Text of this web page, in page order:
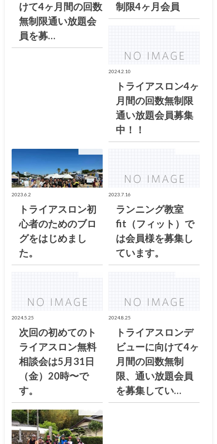
けて4ヶ月間の回数
無制限通い放題会
員を募…
制限4ヶ月会員
2024.2.10
トライアスロン4ヶ
月間の回数無制限
通い放題会員募集
中！！
お知らせ
2023.6.2
トライアスロン初
心者のためのブロ
グをはじめまし
た。
2023.7.16
ランニング教室
fit（フィット）で
は会員様を募集し
ています。
2024.5.25
次回の初めてのト
ライアスロン無料
相談会は5月31日
（金）20時〜で
す。
2024.8.25
トライアスロンデ
ビューに向けて4ヶ
月間の回数無制
限、通い放題会員
を募集してい…
お知らせ